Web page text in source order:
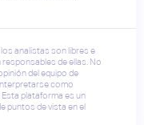
analistas son libres e
de ellas. No
del equipo de
como
plataforma es un
puntos de vista en el